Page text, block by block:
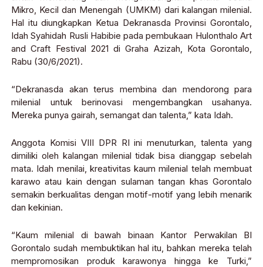
Mikro, Kecil dan Menengah (UMKM) dari kalangan milenial.
Hal itu diungkapkan Ketua Dekranasda Provinsi Gorontalo,
Idah Syahidah Rusli Habibie pada pembukaan Hulonthalo Art
and Craft Festival 2021 di Graha Azizah, Kota Gorontalo,
Rabu (30/6/2021).
“Dekranasda akan terus membina dan mendorong para
milenial untuk berinovasi mengembangkan usahanya.
Mereka punya gairah, semangat dan talenta,” kata Idah.
Anggota Komisi VIII DPR RI ini menuturkan, talenta yang
dimiliki oleh kalangan milenial tidak bisa dianggap sebelah
mata. Idah menilai, kreativitas kaum milenial telah membuat
karawo atau kain dengan sulaman tangan khas Gorontalo
semakin berkualitas dengan motif-motif yang lebih menarik
dan kekinian.
“Kaum milenial di bawah binaan Kantor Perwakilan BI
Gorontalo sudah membuktikan hal itu, bahkan mereka telah
mempromosikan produk karawonya hingga ke Turki,”